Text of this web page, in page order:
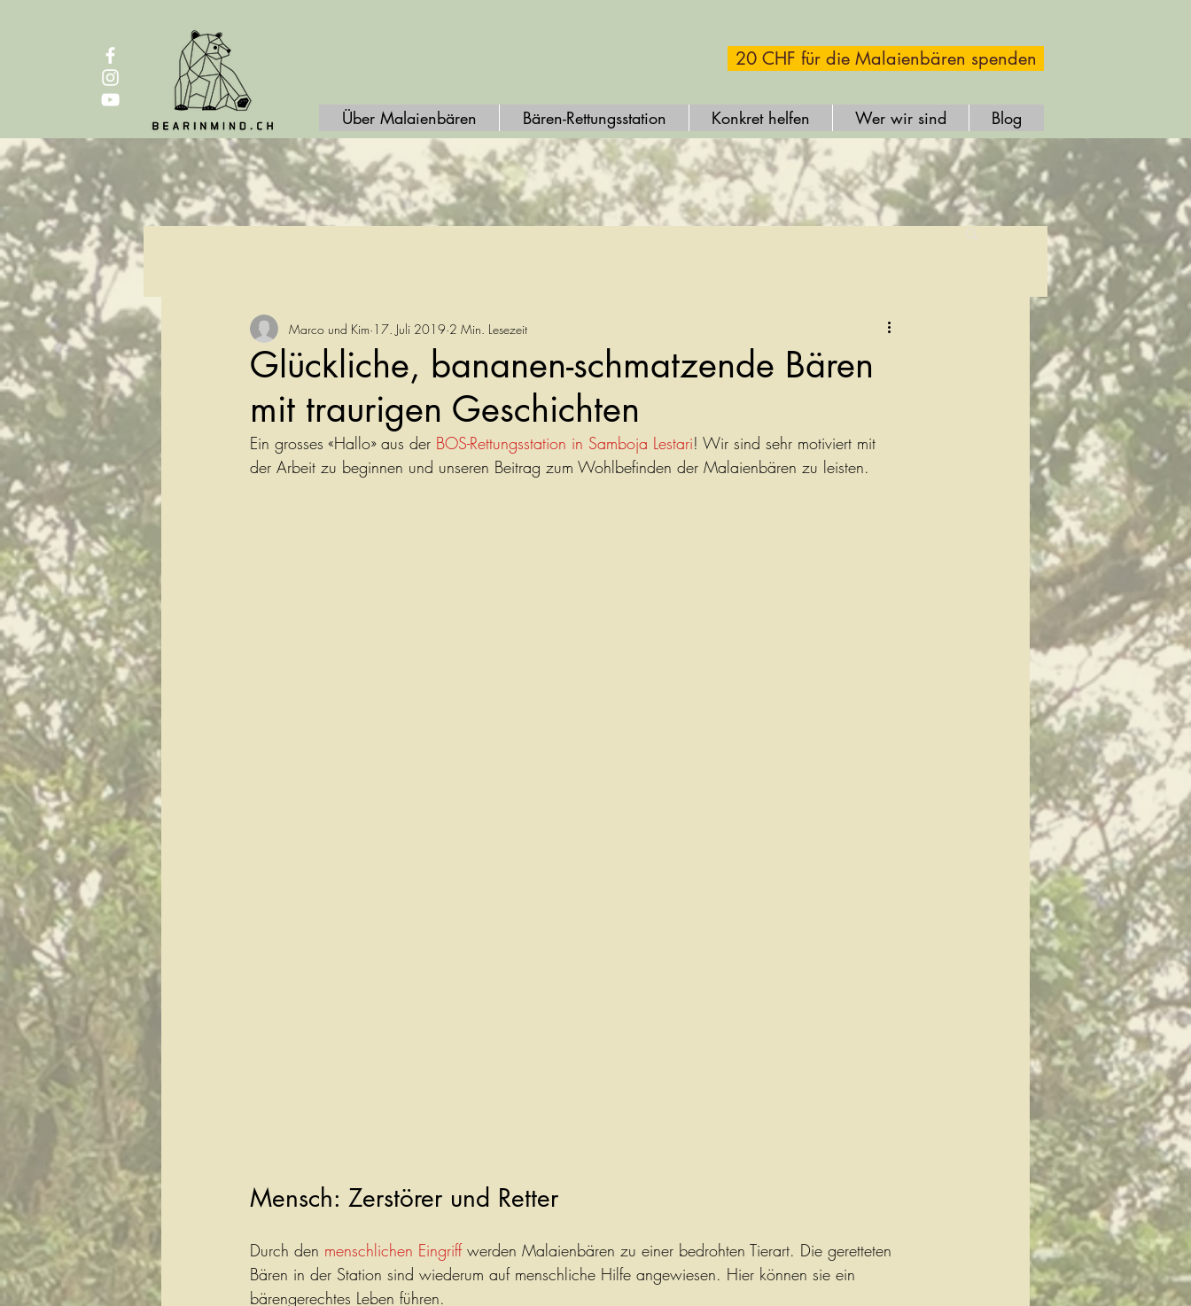
20 CHF für die Malaienbären spenden
Über Malaienbären Bären-Rettungsstation Konkret helfen Wer wir sind Blog
Glückliche, bananen-schmatzende Bären
mit traurigen Geschichten
Marco und Kim 17. Juli 2019 2 Min. Lesezeit
Ein grosses «Hallo» aus der BOS-Rettungsstation in Samboja Lestari! Wir sind sehr motiviert mit
der Arbeit zu beginnen und unseren Beitrag zum Wohlbefinden der Malaienbären zu leisten.
Mensch: Zerstörer und Retter
Durch den menschlichen Eingriff werden Malaienbären zu einer bedrohten Tierart. Die geretteten
Bären in der Station sind wiederum auf menschliche Hilfe angewiesen. Hier können sie ein
bärengerechtes Leben führen.